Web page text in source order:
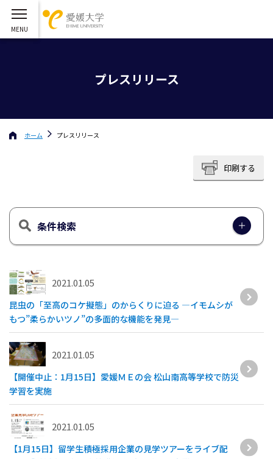
プレスリリース
ホーム プレスリリース
印刷する
条件検索
2021.01.05
昆虫の「至高のコケ擬態」のからくりに迫る —イモムシが
もつ”柔らかいツノ”の多面的な機能を発見—
2021.01.05
【開催中止：1月15日】愛媛ＭＥの会 松山南高等学校で防災
学習を実施
2021.01.05
【1月15日】留学生積極採用企業の見学ツアーをライブ配